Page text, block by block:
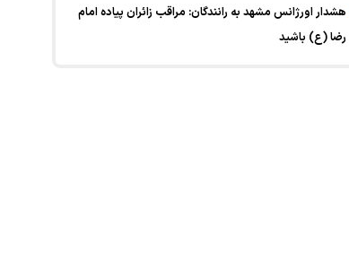
هشدار اورژانس مشهد به رانندگان: مراقب زائران پیاده امام
رضا (ع) باشید